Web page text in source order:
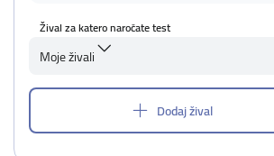
Žival za katero naročate test
Moje živali
Dodaj žival